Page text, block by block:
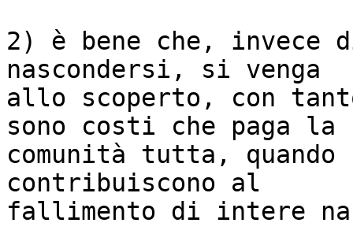
2) è bene che, invece
nascondersi, si venga
allo scoperto, con
sono costi che paga la
comunità tutta,
contribuiscono al
fallimento di intere